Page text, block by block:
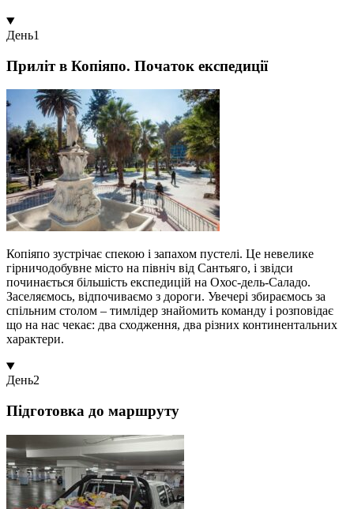
День1
Приліт в Копіяпо. Початок експедиції
Копіяпо зустрічає спекою і запахом пустелі. Це невелике
гірничодобувне місто на північ від Сантьяго, і звідси
починається більшість експедицій на Охос-дель-Саладо.
Заселяємось, відпочиваємо з дороги. Увечері збираємось за
спільним столом – тимлідер знайомить команду і розповідає
що на нас чекає: два сходження, два різних континентальних
характери.
День2
Підготовка до маршруту